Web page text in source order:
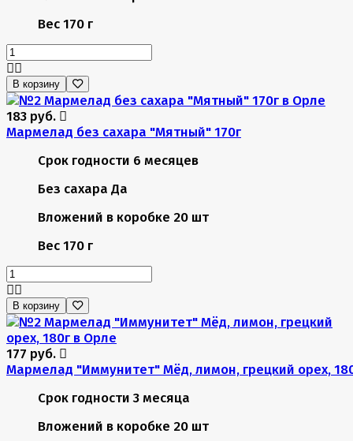
Вес 170 г
В корзину
183 руб.
Мармелад без сахара "Мятный" 170г
Срок годности 6 месяцев
Без сахара Да
Вложений в коробке 20 шт
Вес 170 г
В корзину
177 руб.
Мармелад "Иммунитет" Мёд, лимон, грецкий орех,
Срок годности 3 месяца
Вложений в коробке 20 шт